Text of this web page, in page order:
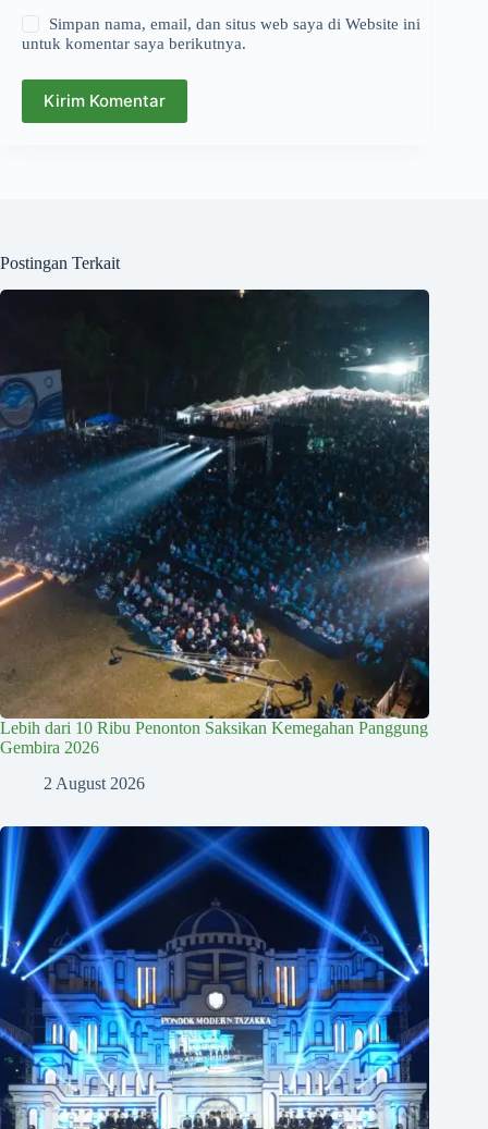
Simpan nama, email, dan situs web saya di Website ini
untuk komentar saya berikutnya.
Kirim Komentar
Postingan Terkait
Lebih dari 10 Ribu Penonton Saksikan Kemegahan Panggung
Gembira 2026
2 August 2026